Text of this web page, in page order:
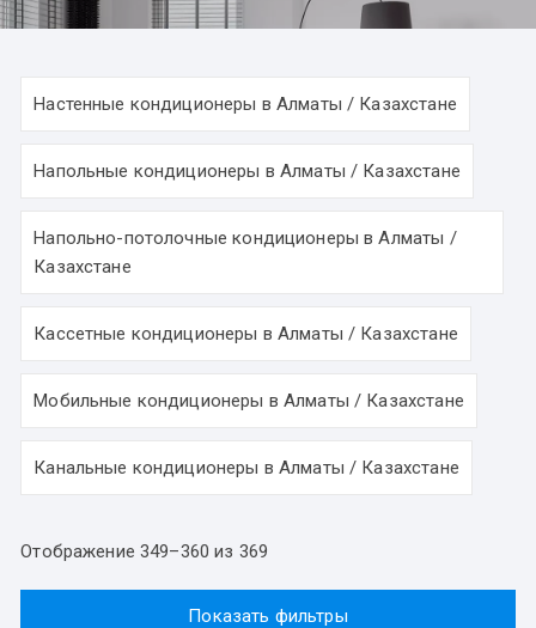
Настенные кондиционеры в Алматы / Казахстане
Напольные кондиционеры в Алматы / Казахстане
Напольно-потолочные кондиционеры в Алматы /
Казахстане
Кассетные кондиционеры в Алматы / Казахстане
Мобильные кондиционеры в Алматы / Казахстане
Канальные кондиционеры в Алматы / Казахстане
Отображение 349–360 из 369
Показать фильтры